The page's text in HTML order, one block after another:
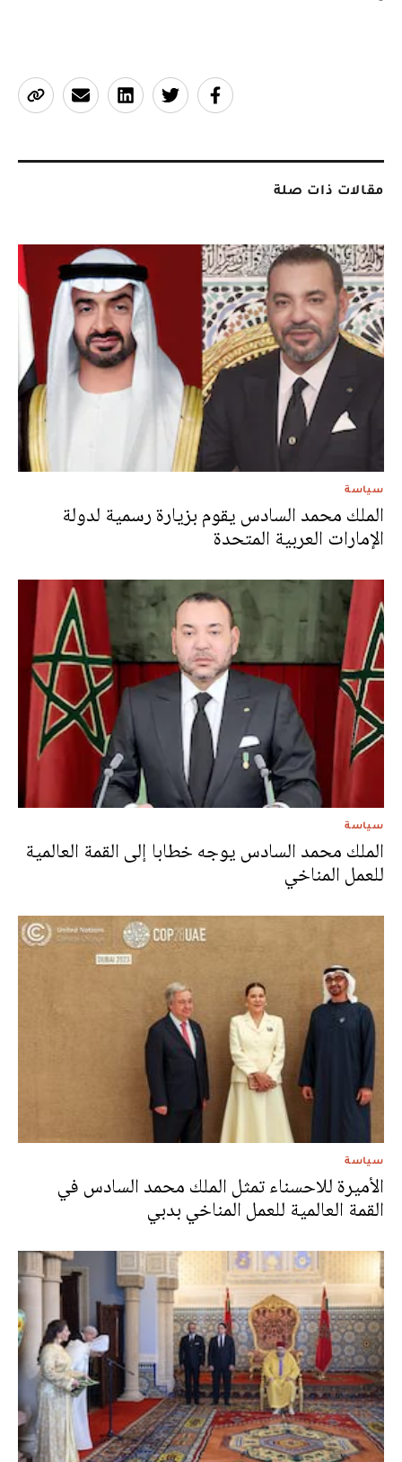
مقالات ذات صلة
سياسة
الملك محمد السادس يقوم بزيارة رسمية لدولة
الإمارات العربية المتحدة
سياسة
الملك محمد السادس يوجه خطابا إلى القمة العالمية
للعمل المناخي
سياسة
الأميرة للاحسناء تمثل الملك محمد السادس في
القمة العالمية للعمل المناخي بدبي